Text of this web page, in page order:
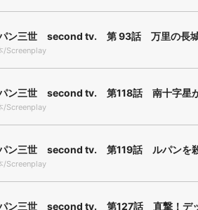
ン三世 second tv. 第 93話 万里の長城
/Screenplay
ン三世 second tv. 第118話 南十字星
/Screenplay
ン三世 second tv. 第119話 ルパンを
/Screenplay
ン三世 second tv. 第127話 直撃！デ